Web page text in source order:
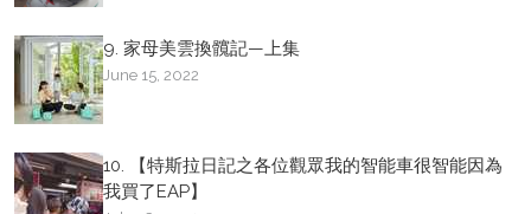
9. 家母美雲換髖記—上集
June 15, 2022
10. 【特斯拉日記之各位觀眾我的智能車很智能因為
我買了EAP】